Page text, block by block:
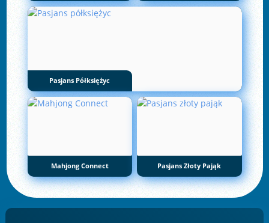
Pasjans Półksiężyc
Mahjong Connect Pasjans Złoty Pająk